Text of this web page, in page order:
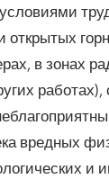
открытых
в зонах
работах),
вредных
и